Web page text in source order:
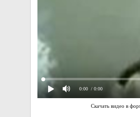
0:00 / 0:00
Скачать видео в